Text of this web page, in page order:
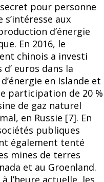
secret pour personne
s’intéresse aux
d’énergie
En 2016, le
chinois a investi
euros dans la
en Islande et
participation de 20 %
de gaz naturel
en Russie [7]. En
publiques
également tenté
mines de terres
et au Groenland.
l’heure actuelle, les